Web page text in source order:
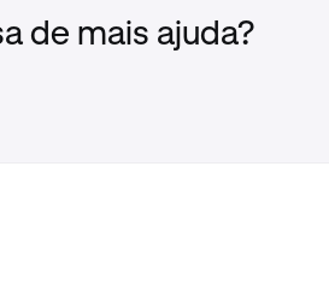
de mais ajuda?